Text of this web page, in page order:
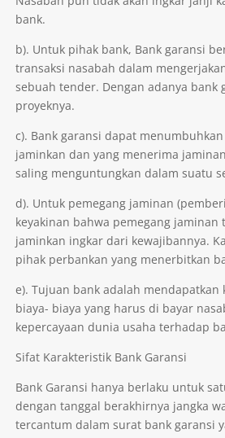
bank.
b). Untuk pihak bank, Bank garansi
transaksi nasabah dalam
sebuah tender. Dengan adanya
proyeknya.
c). Bank garansi dapat
jaminkan dan yang menerima
saling menguntungkan dalam suatu
d). Untuk pemegang jaminan
keyakinan bahwa pemegang
jaminkan ingkar dari kewajibannya.
pihak perbankan yang menerbitkan
e). Tujuan bank adalah
biaya- biaya yang harus di bayar
kepercayaan dunia usaha terhadap
Sifat Karakteristik Bank Garansi
Bank Garansi hanya berlaku untuk
dengan tanggal berakhirnya jangka
tercantum dalam surat bank garansi